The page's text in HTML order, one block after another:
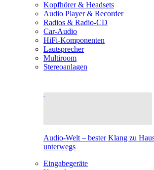
Kopfhörer & Headsets
Audio Player & Recorder
Radios & Radio-CD
Car-Audio
HiFi-Komponenten
Lautsprecher
Multiroom
Stereoanlagen
Audio-Welt – bester Klang zu
unterwegs
Eingabegeräte